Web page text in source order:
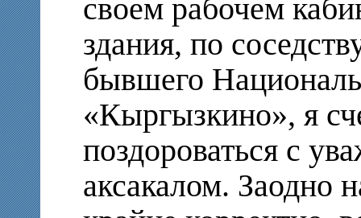
своем рабочем
здания, по
бывшего
«Кыргызкино», я
поздороваться с
аксакалом. Заодно